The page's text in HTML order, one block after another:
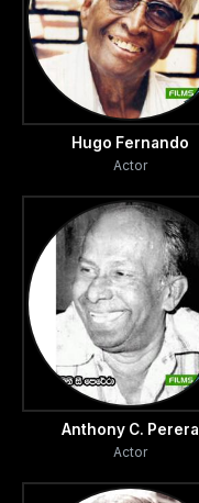
Hugo Fernando
Actor
Anthony C. Perera
Actor